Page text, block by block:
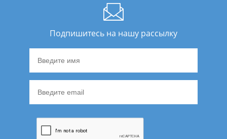
Подпишитесь на нашу рассылку